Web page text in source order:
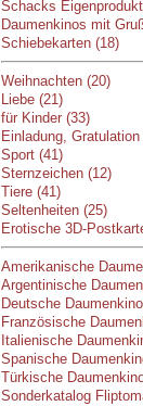
Schacks
Daumenkinos mit
Schiebekarten (18)
Weihnachten (20)
Liebe (21)
für Kinder (33)
Einladung, Gratulation
Sport (41)
Sternzeichen (12)
Tiere (41)
Seltenheiten (25)
Erotische 3D-
Amerikanische
Argentinische
Deutsche
Französische
Italienische
Spanische
Türkische
Sonderkatalog